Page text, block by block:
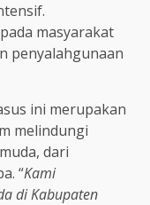
masyarakat
penyalahgunaan
ini merupakan
melindungi
dari
“Kami
di Kabupaten